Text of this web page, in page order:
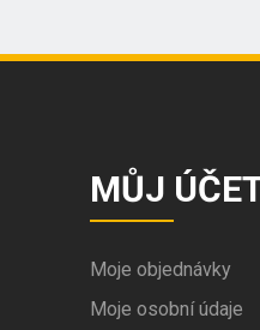
MŮJ
Moje objednávky
Moje osobní údaje